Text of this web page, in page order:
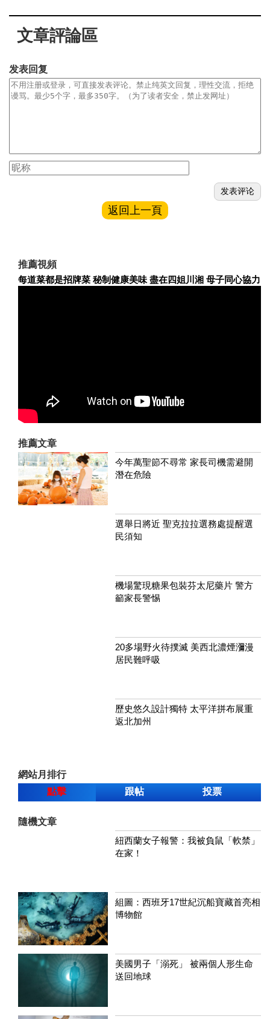
文章評論區
发表回复
返回上一頁
推薦視頻
每道菜都是招牌菜 秘制健康美味 盡在四姐川湘 母子同心協力
推薦文章
今年萬聖節不尋常 家長司機需避開
潛在危險
選舉日將近 聖克拉拉選務處提醒選
民須知
機場驚現糖果包裝芬太尼藥片 警方
籲家長警惕
20多場野火待撲滅 美西北濃煙瀰漫
居民難呼吸
歷史悠久設計獨特 太平洋拼布展重
返北加州
網站月排行
點擊
跟帖 投票
隨機文章
紐西蘭女子報警：我被負鼠「軟禁」
在家！
組圖：西班牙17世紀沉船寶藏首亮相
博物館
美國男子「溺死」 被兩個人形生命
送回地球